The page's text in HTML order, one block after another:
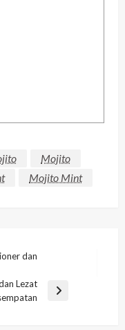
Mojito
Mojito Mint
dan
Lezat